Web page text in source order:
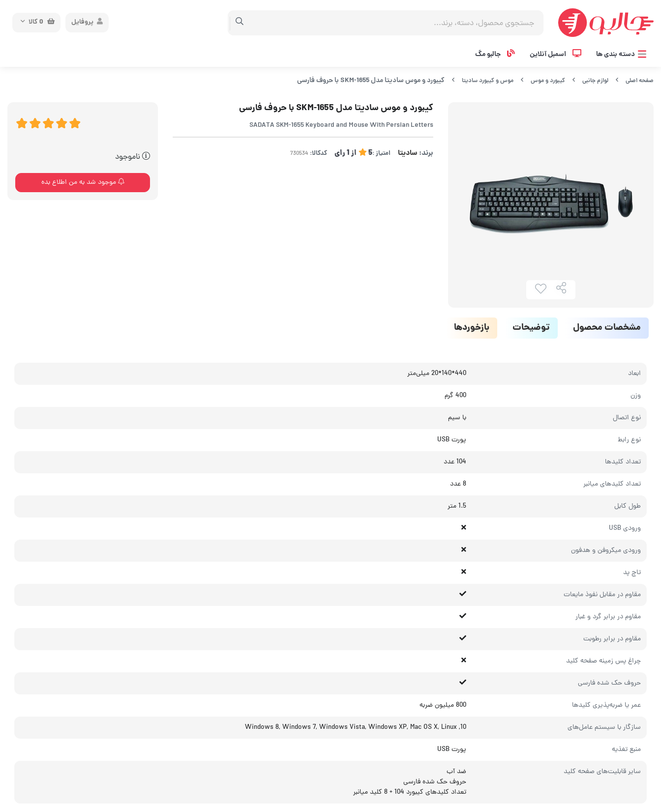
0کالا پروفایل
دسته بندی ها اسمبل آنلاین جالبو مگ
صفحه اصلی لوازم جانبی کیبورد و موس موس و کیبورد سادیتا کیبورد و موس سادیتا مدل SKM-1655 با حروف فارسی
کیبورد و موس سادیتا مدل SKM-1655 با حروف فارسی
SADATA SKM-1655 Keyboard and Mouse With Persian Letters
برند: سادیتا امتیاز :5 از1رای کدکالا: ناموجود
موجود شد به من اطلاع بده
مشخصات محصول توضیحات بازخوردها
ابعاد 440*140*20 میلی‌متر
وزن 400 گرم
نوع اتصال با سیم
نوع رابط پورت USB
تعداد کلیدها 104 عدد
تعداد کلیدهای میانبر 8 عدد
طول کابل 1.5 متر
ورودی USB
ورودی میکروفن و هدفون
تاچ پد
مقاوم در مقابل نفوذ مایعات
مقاوم در برابر گرد و غبار
مقاوم در برابر رطوبت
چراغ‌ پس زمینه صفحه کلید
حروف حک شده فارسی
عمر یا ضربه‌پذیری کلیدها 800 میلیون ضربه
سازگار با سیستم عامل‌های 10, Windows 8, Windows 7, Windows Vista, Windows XP, Mac OS X, Linux
منبع تغذیه پورت USB
سایر قابلیت‌های صفحه کلید
ضد آب
حروف حک شده فارسی
تعداد کلیدهای کیبورد 104 + 8 کلید میانبر